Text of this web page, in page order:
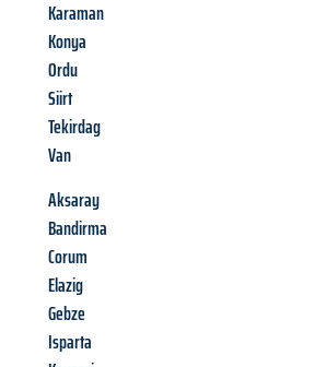
Karaman
Konya
Ordu
Siirt
Tekirdag
Van
Aksaray
Bandirma
Corum
Elazig
Gebze
Isparta